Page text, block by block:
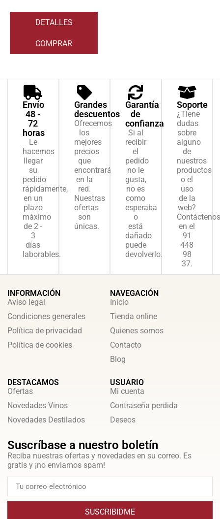
DETALLES
COMPRAR
Envío
48 -
72
horas
Le
hacemos
llegar
su
pedido
rápidamente,
en un
plazo
máximo
de 2 -
3
días
laborables.
Grandes
descuentos
Ofrecemos
los
mejores
precios
que
encontrará
en la
red.
Nuestras
ofertas
son
únicas.
Garantía
de
confianza
Si al
recibir
el
pedido
no le
gusta,
no es
como
esperaba
o
está
dañado
puede
devolverlo.
Soporte
¿Tiene
dudas
sobre
alguno
de
nuestros
productos
o el
uso
de la
web?
Contáctenos
en el
91
448
98
37.
INFORMACIÓN
Aviso legal
Condiciones generales
Política de privacidad
Política de cookies
NAVEGACIÓN
Inicio
Tienda online
Quienes somos
Contacto
Blog
DESTACAMOS
Ofertas
Novedades Vinos
Novedades Destilados
USUARIO
Mi cuenta
Contraseña perdida
Deseos
Suscríbase a nuestro boletín
Reciba nuestras ofertas y novedades en su correo. Es
gratis y ¡no enviamos spam!
SUSCRIBIDME